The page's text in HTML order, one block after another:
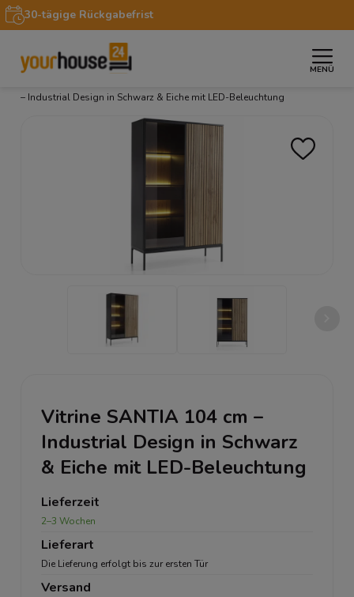
30-tägige Rückgabefrist
MENÜ
Startseite » Möbel
Vitrine SANTIA 104 cm
– Industrial Design in Schwarz & Eiche mit LED-Beleuchtung
Vitrine SANTIA 104 cm –
Industrial Design in Schwarz
& Eiche mit LED-Beleuchtung
Lieferzeit
2–3 Wochen
Lieferart
Die Lieferung erfolgt bis zur ersten Tür
Versand